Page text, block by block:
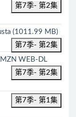
第7季- 第2集
(1011.99 MB)
第7季- 第2集
WEB-DL
第7季- 第2集
第7季- 第1集